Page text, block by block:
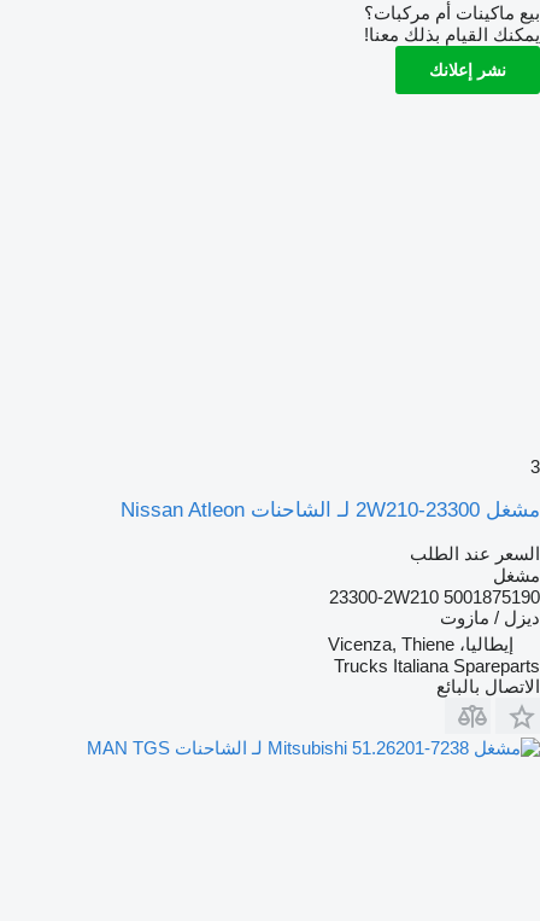
بيع ماكينات أم مركبات؟
يمكنك القيام بذلك معنا!
نشر إعلانك
3
مشغل 23300-2W210 لـ الشاحنات Nissan Atleon
السعر عند الطلب
مشغل
23300-2W210 5001875190
ديزل / مازوت
إيطاليا، Vicenza, Thiene
Trucks Italiana Spareparts
الاتصال بالبائع